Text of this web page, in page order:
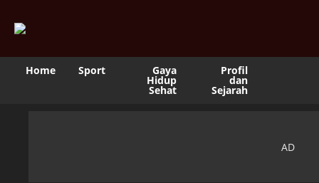
Home Sport Gaya
Hidup
Sehat
Profil
dan
Sejarah